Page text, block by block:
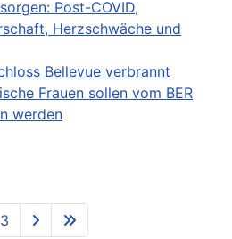
Post-COVID,
Herzschwäche und
Bellevue verbrannt
Frauen sollen vom BER
werden
3